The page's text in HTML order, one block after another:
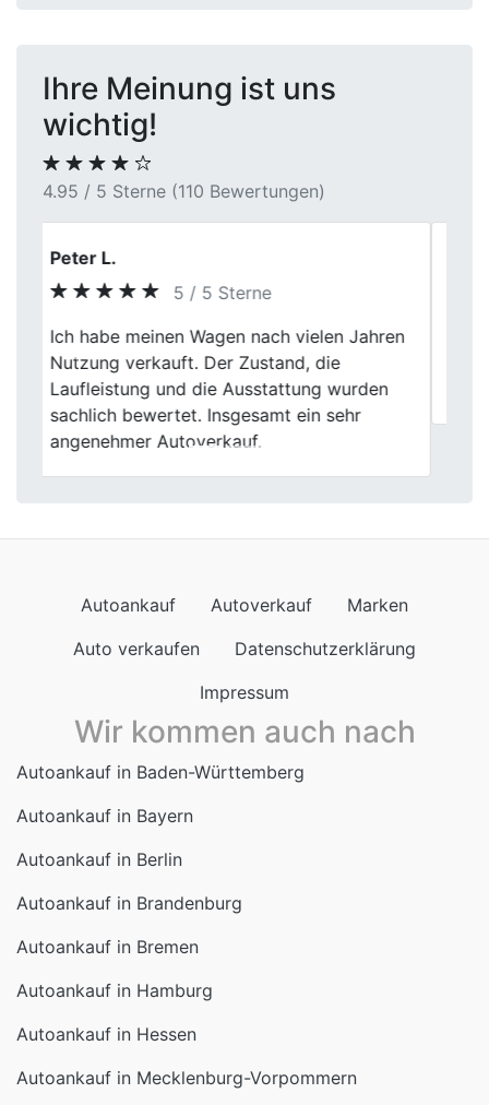
Ihre Meinung ist uns
wichtig!
4.95 / 5 Sterne (110 Bewertungen)
Florian N.
5 / 5 Sterne
Der Verkauf lief ruhig und ohne Zeitdruck.
Genau das habe ich gesucht. Würde ich
wieder so machen.
Previous
Auto verkaufen
Datenschutzerklärung
Impressum
Wir kommen auch nach
Autoankauf in Baden-Württemberg
Autoankauf in Bayern
Autoankauf in Berlin
Autoankauf in Brandenburg
Autoankauf in Bremen
Autoankauf in Hamburg
Autoankauf in Hessen
Autoankauf in Mecklenburg-Vorpommern
Autoankauf in Niedersachsen